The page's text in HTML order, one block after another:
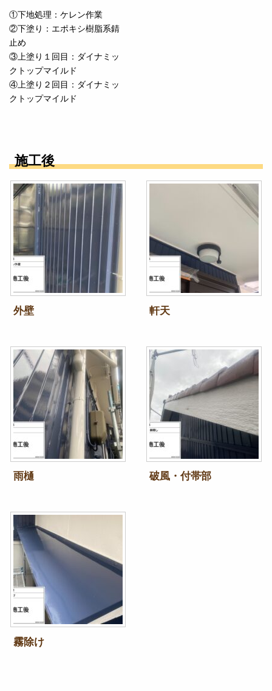
①下地処理：ケレン作業
②下塗り：エポキシ樹脂系錆
止め
③上塗り１回目：ダイナミッ
クトップマイルド
④上塗り２回目：ダイナミッ
クトップマイルド
施工後
外壁 軒天
雨樋 破風・付帯部
霧除け